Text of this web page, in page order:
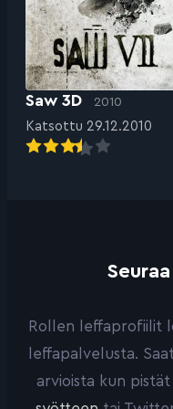
Saw 3D 2010
Katsottu 29.12.2010
Seuraa
Rollen leffaprofiilit
leffapalvelusta.
arvioista kun